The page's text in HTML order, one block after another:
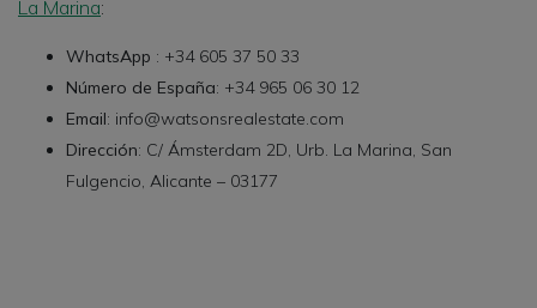
La Marina:
WhatsApp : +34 605 37 50 33
Número de España: +34 965 06 30 12
Email: info@watsonsrealestate.com
Dirección: C/ Ámsterdam 2D, Urb. La Marina, San
Fulgencio, Alicante – 03177